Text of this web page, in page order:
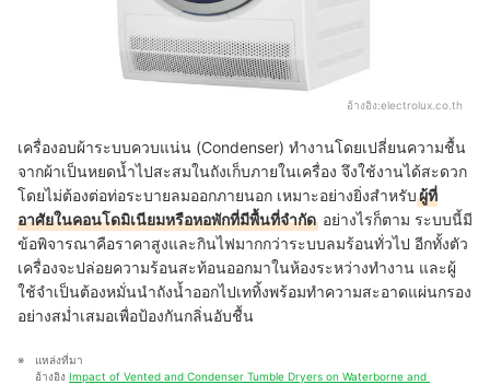
อ้างอิง:electrolux.co.th
เครื่องอบผ้าระบบควบแน่น (Condenser) ทำงานโดยเปลี่ยนความชื้น
จากผ้าเป็นหยดน้ำไปสะสมในถังเก็บภายในเครื่อง จึงใช้งานได้สะดวก
โดยไม่ต้องต่อท่อระบายลมออกภายนอก เหมาะอย่างยิ่งสำหรับผู้ที่
อาศัยในคอนโดมิเนียมหรือหอพักที่มีพื้นที่จำกัด อย่างไรก็ตาม ระบบนี้มี
ข้อพิจารณาคือราคาสูงและกินไฟมากกว่าระบบลมร้อนทั่วไป อีกทั้งตัว
เครื่องจะปล่อยความร้อนสะท้อนออกมาในห้องระหว่างทำงาน และผู้
ใช้จำเป็นต้องหมั่นนำถังน้ำออกไปเททิ้งพร้อมทำความสะอาดแผ่นกรอง
อย่างสม่ำเสมอเพื่อป้องกันกลิ่นอับชื้น
แหล่งที่มา
อ้างอิง Impact of Vented and Condenser Tumble Dryers on Waterborne and